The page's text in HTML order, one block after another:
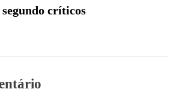
críticos